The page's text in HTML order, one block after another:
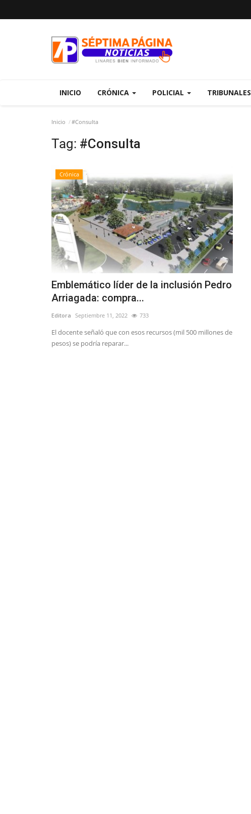
INICIO CRÓNICA POLICIAL TRIBUNALES
Inicio #Consulta
Tag: #Consulta
Crónica
Emblemático líder de la inclusión Pedro
Arriagada: compra...
Editora Septiembre 11, 2022 733
El docente señaló que con esos recursos (mil 500 millones de
pesos) se podría reparar...